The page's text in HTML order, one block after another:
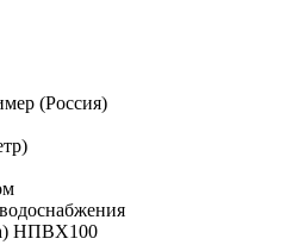
(Россия)
НПВХ100